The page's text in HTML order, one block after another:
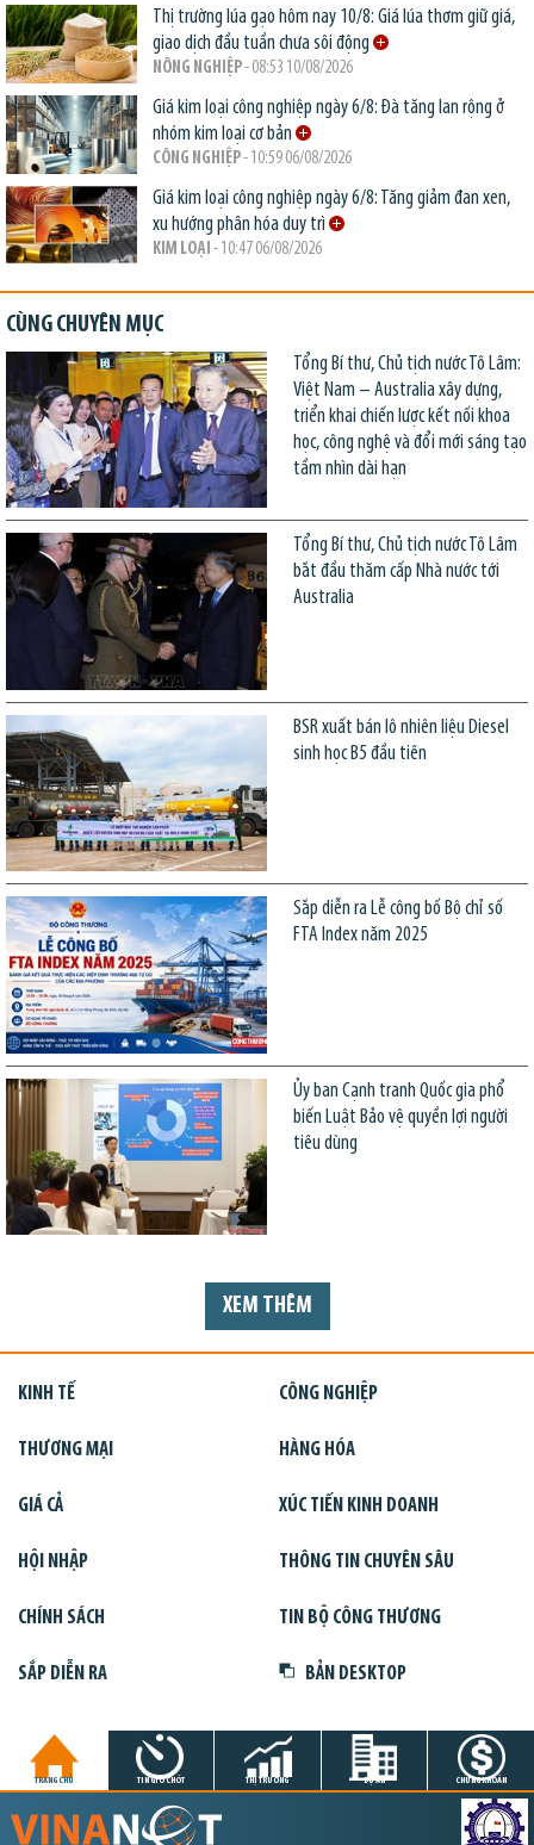
Thị trường lúa gạo hôm nay 10/8: Giá lúa thơm giữ giá,
giao dịch đầu tuần chưa sôi động
NÔNG NGHIỆP- 08:53 10/08/2026
Giá kim loại công nghiệp ngày 6/8: Đà tăng lan rộng ở
nhóm kim loại cơ bản
CÔNG NGHIỆP- 10:59 06/08/2026
Giá kim loại công nghiệp ngày 6/8: Tăng giảm đan xen,
xu hướng phân hóa duy trì
KIM LOẠI - 10:47 06/08/2026
CÙNG CHUYÊN MỤC
Tổng Bí thư, Chủ tịch nước Tô Lâm:
Việt Nam – Australia xây dựng,
triển khai chiến lược kết nối khoa
học, công nghệ và đổi mới sáng tạo
tầm nhìn dài hạn
Tổng Bí thư, Chủ tịch nước Tô Lâm
bắt đầu thăm cấp Nhà nước tới
Australia
BSR xuất bán lô nhiên liệu Diesel
sinh học B5 đầu tiên
Sắp diễn ra Lễ công bố Bộ chỉ số
FTA Index năm 2025
Ủy ban Cạnh tranh Quốc gia phổ
biến Luật Bảo vệ quyền lợi người
tiêu dùng
XEM THÊM
KINH TẾ CÔNG NGHIỆP
THƯƠNG MẠI HÀNG HÓA
GIÁ CẢ XÚC TIẾN KINH DOANH
HỘI NHẬP THÔNG TIN CHUYÊN SÂU
CHÍNH SÁCH TIN BỘ CÔNG THƯƠNG
SẮP DIỄN RA BẢN DESKTOP
TRANG CHỦ TIN GIỜ CHÓT THỊ TRƯỜNG DỰ ÁN CHỨNG KHOÁN